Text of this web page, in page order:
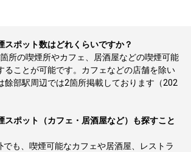
スポット数はどれくらいですか？
所の喫煙所やカフェ、居酒屋などの喫煙可能
ることが可能です。カフェなどの店舗を除い
餘部駅周辺では2箇所掲載しております（202
スポット（カフェ・居酒屋など）も探すこと
でも、喫煙可能なカフェや居酒屋、レストラ